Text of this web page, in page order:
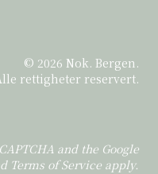
© 2026 Nok. Bergen.
rettigheter reservert.
and the Google
Terms of Service apply.